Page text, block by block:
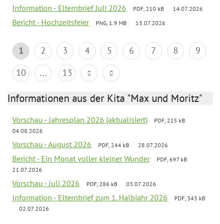
Information - Elternbrief Juli 2026 PDF, 210 kB 14.07.2026
Bericht - Hochzeitsfeier PNG, 1.9 MB 13.07.2026
1 2 3 4 5 6 7 8
9
10
... 13
Informationen aus der Kita "Max und Moritz"
Vorschau - Jahresplan 2026 (aktualisiert)
PDF, 215 kB
04.08.2026
Vorschau - August 2026 PDF, 244 kB 28.07.2026
Bericht - Ein Monat voller kleiner Wunder
PDF, 697 kB
21.07.2026
Vorschau - Juli 2026 PDF, 286 kB 03.07.2026
Information - Elternbrief zum 1. Halbjahr 2026
PDF, 343 kB
02.07.2026